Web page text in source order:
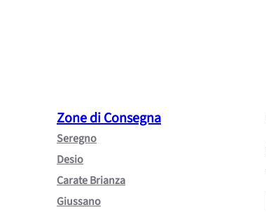
Zone di Consegna
Seregno
Desio
Carate Brianza
Giussano